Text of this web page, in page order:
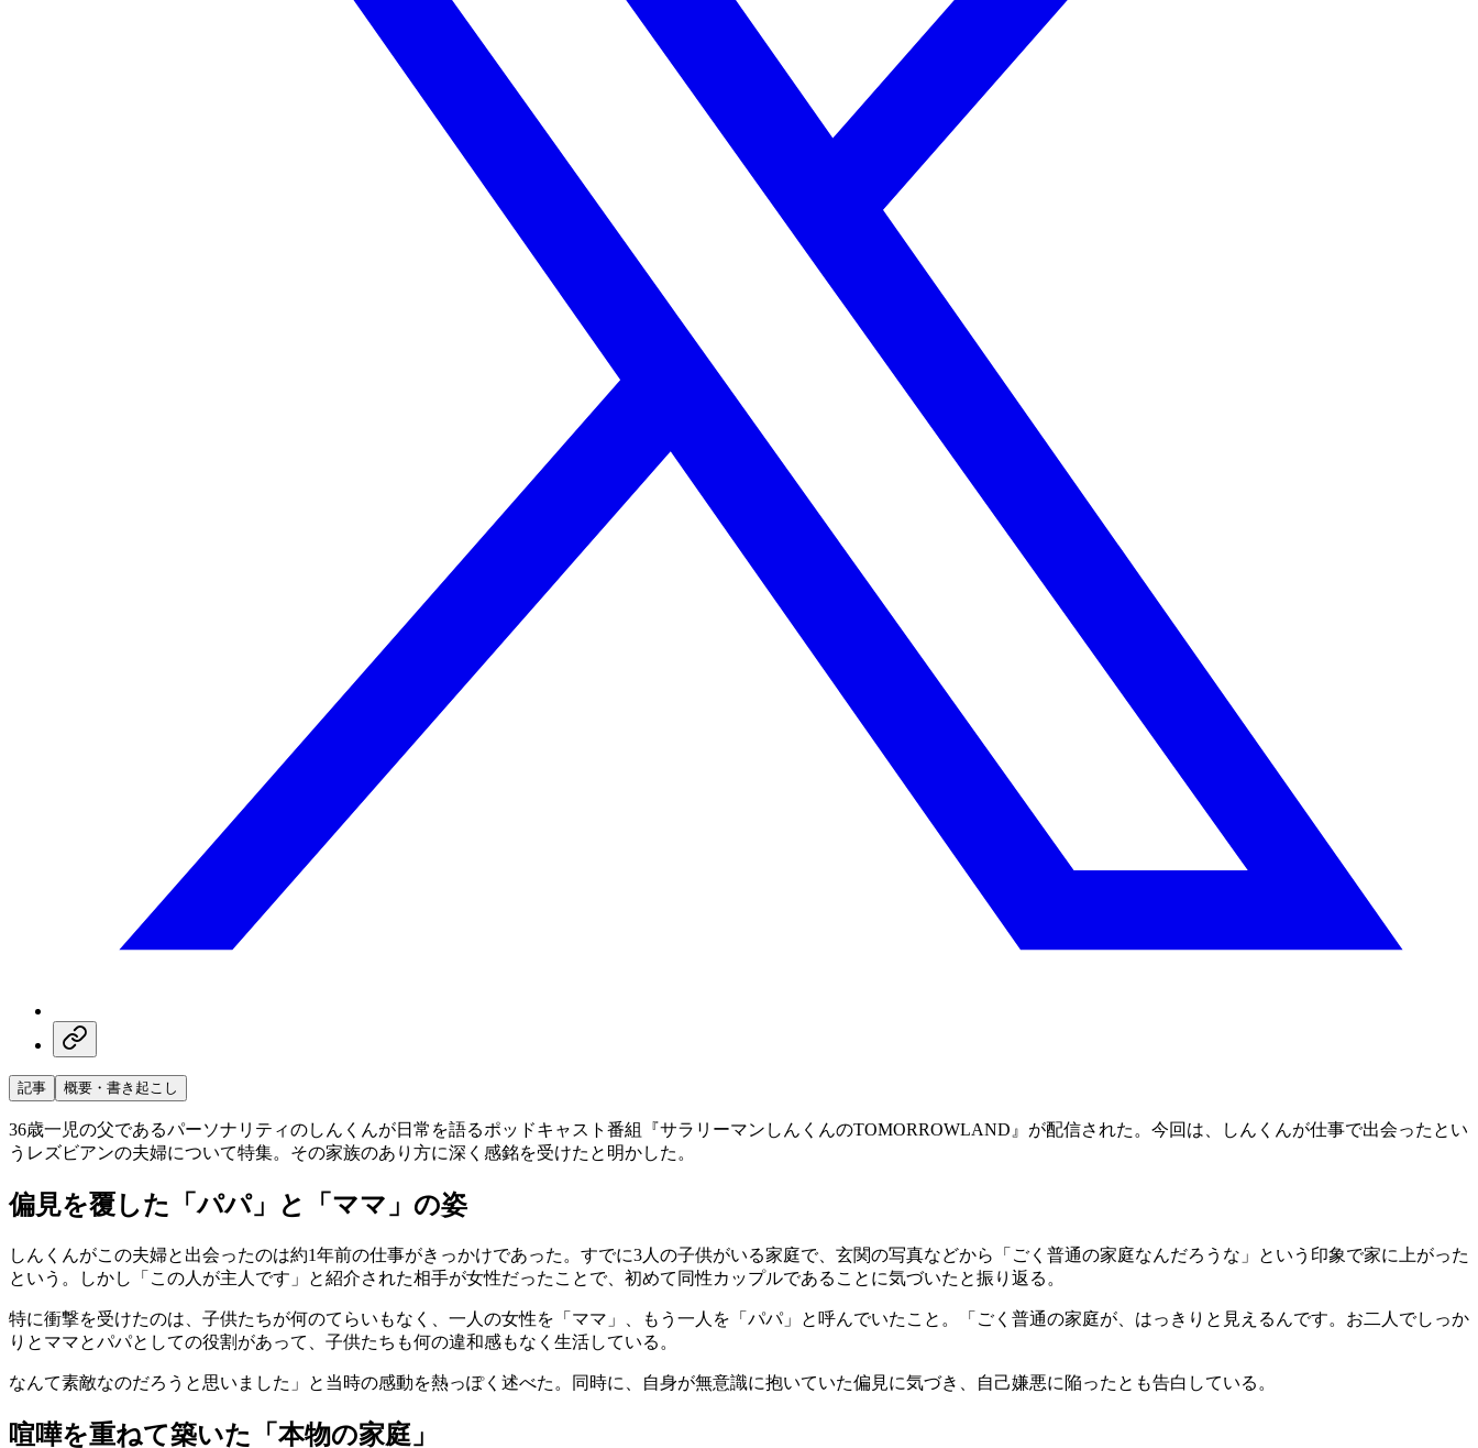
記事 概要・書き起こし
36歳一児の父であるパーソナリティのしんくんが日常を語るポッドキャスト番組『サラリーマンしんくんのTOMORROWLAND』が配信された。今回は、しんくんが仕事で出会ったとい
うレズビアンの夫婦について特集。その家族のあり方に深く感銘を受けたと明かした。
偏見を覆した「パパ」と「ママ」の姿
しんくんがこの夫婦と出会ったのは約1年前の仕事がきっかけであった。すでに3人の子供がいる家庭で、玄関の写真などから「ごく普通の家庭なんだろうな」という印象で家に上がった
という。しかし「この人が主人です」と紹介された相手が女性だったことで、初めて同性カップルであることに気づいたと振り返る。
特に衝撃を受けたのは、子供たちが何のてらいもなく、一人の女性を「ママ」、もう一人を「パパ」と呼んでいたこと。「ごく普通の家庭が、はっきりと見えるんです。お二人でしっか
りとママとパパとしての役割があって、子供たちも何の違和感もなく生活している。
なんて素敵なのだろうと思いました」と当時の感動を熱っぽく述べた。同時に、自身が無意識に抱いていた偏見に気づき、自己嫌悪に陥ったとも告白している。
喧嘩を重ねて築いた「本物の家庭」